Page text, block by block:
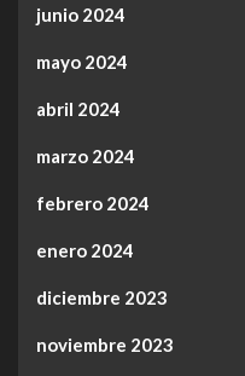
junio 2024
mayo 2024
abril 2024
marzo 2024
febrero 2024
enero 2024
diciembre 2023
noviembre 2023